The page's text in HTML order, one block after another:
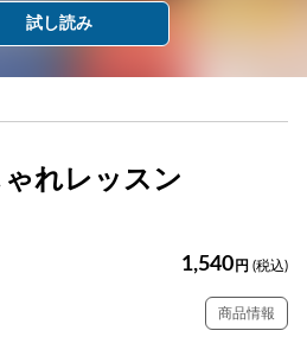
試し読み
れレッスン
1,540 円 (税込)
商品情報